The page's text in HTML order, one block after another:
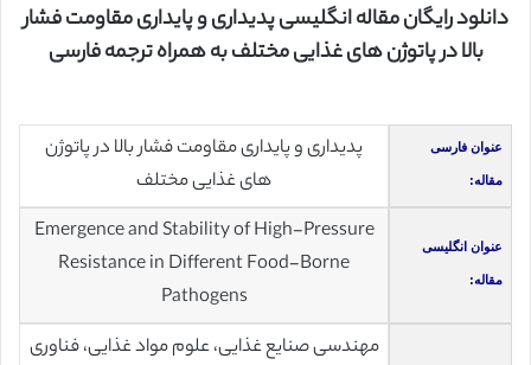
دانلود رایگان مقاله انگلیسی پدیداری و پایداری مقاومت فشار
بالا در پاتوژن های غذایی مختلف به همراه ترجمه فارسی
عنوان فارسی
مقاله:
پدیداری و پایداری مقاومت فشار بالا در پاتوژن
های غذایی مختلف
عنوان انگلیسی
مقاله:
Emergence and Stability of High-Pressure
Resistance in Different Food-Borne
Pathogens
مهندسی صنایع غذایی، علوم مواد غذایی، فناوری